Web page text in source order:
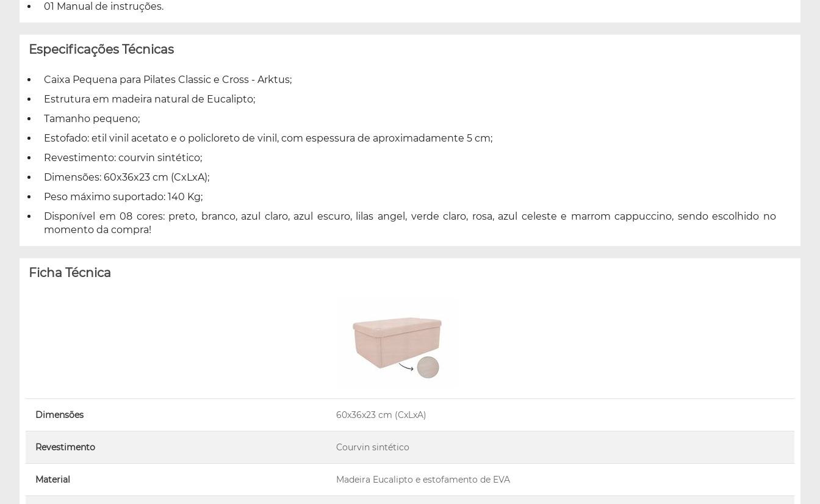
01 Manual de instruções.
Especificações Técnicas
Caixa Pequena para Pilates Classic e Cross - Arktus;
Estrutura em madeira natural de Eucalipto;
Tamanho pequeno;
Estofado: etil vinil acetato e o policloreto de vinil, com espessura de aproximadamente 5 cm;
Revestimento: courvin sintético;
Dimensões: 60x36x23 cm (CxLxA);
Peso máximo suportado: 140 Kg;
Disponível em 08 cores: preto, branco, azul claro, azul escuro, lilas angel, verde claro, rosa, azul celeste e marrom cappuccino, sendo escolhido no
momento da compra!
Ficha Técnica
Dimensões 60x36x23 cm (CxLxA)
Revestimento Courvin sintético
Material Madeira Eucalipto e estofamento de EVA